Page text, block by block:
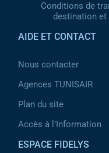
Conditions de
destination et
AIDE ET CONTACT
Nous contacter
Agences TUNISAIR
Plan du site
Accès à l’Information
ESPACE FIDELYS